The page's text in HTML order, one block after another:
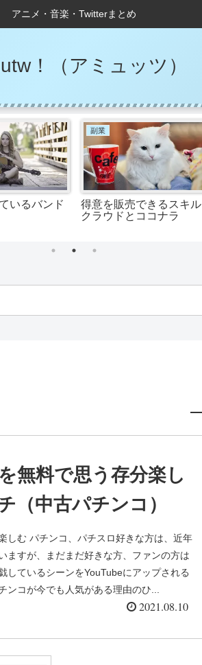
アニメ・音楽・Twitterまとめ
！（アミュッツ）
いるバンド
副業
得意を販売できるスキル
クラウドとココナラ
無料で思う存分楽し
（中古パチンコ）
しむ パチンコ、パチスロ好きな方は、近年
ますが、まだまだ好きな方、ファンの方は
しているシーンをYouTubeにアップされる
ンコが今でも人気がある理由のひ...
2021.08.10